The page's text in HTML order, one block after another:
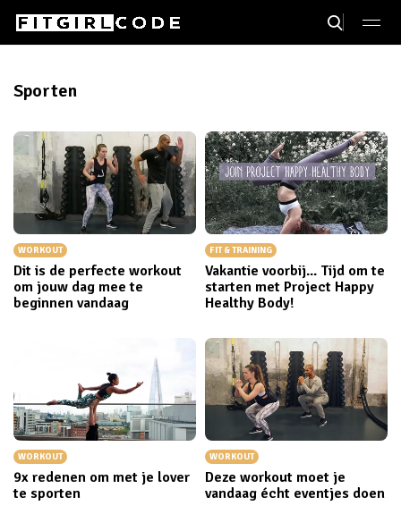
Sporten
WORKOUT
Dit is de perfecte workout
om jouw dag mee te
beginnen vandaag
FIT & TRAINING
Vakantie voorbij... Tijd om te
starten met Project Happy
Healthy Body!
WORKOUT
9x redenen om met je lover
te sporten
WORKOUT
Deze workout moet je
vandaag écht eventjes doen